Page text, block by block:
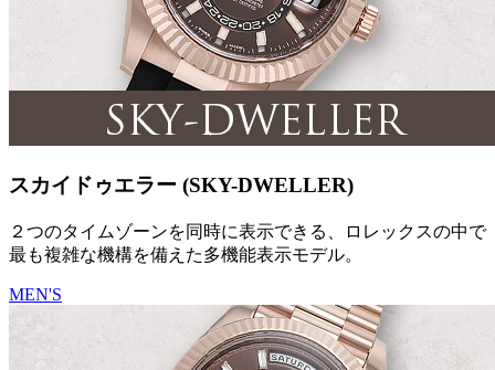
スカイドゥエラー (SKY-DWELLER)
２つのタイムゾーンを同時に表示できる、ロレックスの中で
最も複雑な機構を備えた多機能表示モデル。
MEN'S